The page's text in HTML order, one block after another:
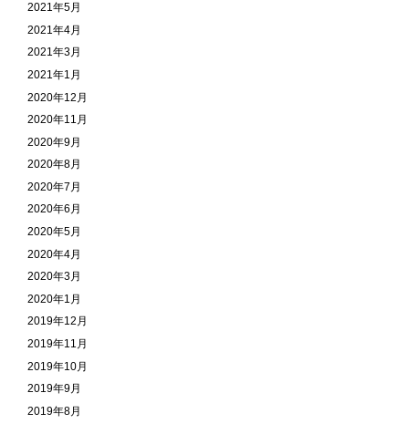
2021年5月
2021年4月
2021年3月
2021年1月
2020年12月
2020年11月
2020年9月
2020年8月
2020年7月
2020年6月
2020年5月
2020年4月
2020年3月
2020年1月
2019年12月
2019年11月
2019年10月
2019年9月
2019年8月